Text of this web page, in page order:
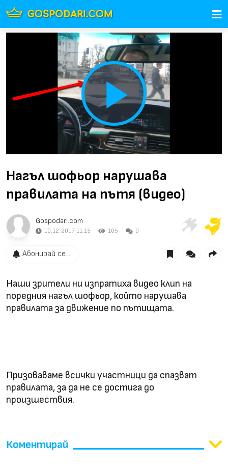
Play
Video
Нагъл шофьор нарушава
правилата на пътя (видео)
Gospodari.com
10.12.2017 11:15 105 0
Абонирай се...
Наши зрители ни изпратиха видео клип на
поредния нагъл шофьор, който нарушава
правилата за движение по пътищата.
Призоваваме всички участници да спазват
правилата, за да не се достига до
произшествия.
Коментирай